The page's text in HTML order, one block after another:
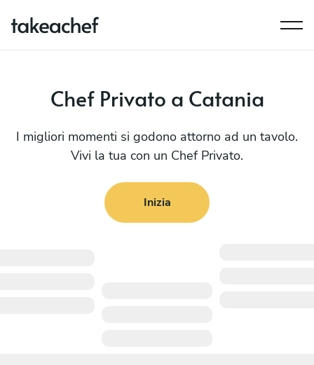
Chef Privato a Catania
I migliori momenti si godono attorno ad un tavolo.
Vivi la tua con un Chef Privato.
Inizia